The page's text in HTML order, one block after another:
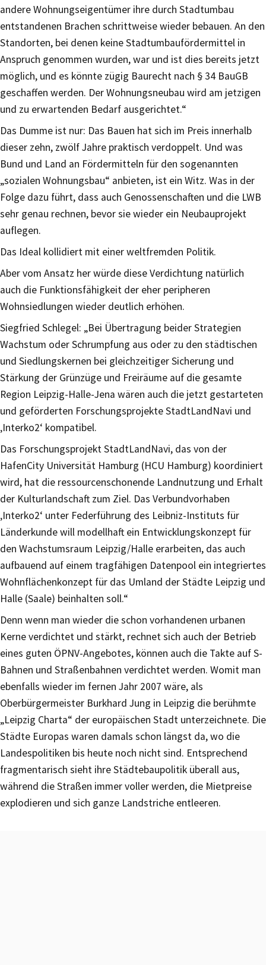
andere Wohnungseigentümer ihre durch Stadtumbau
entstandenen Brachen schrittweise wieder bebauen. An den
Standorten, bei denen keine Stadtumbaufördermittel in
Anspruch genommen wurden, war und ist dies bereits jetzt
möglich, und es könnte zügig Baurecht nach § 34 BauGB
geschaffen werden. Der Wohnungsneubau wird am jetzigen
und zu erwartenden Bedarf ausgerichtet.“
Das Dumme ist nur: Das Bauen hat sich im Preis innerhalb
dieser zehn, zwölf Jahre praktisch verdoppelt. Und was
Bund und Land an Fördermitteln für den sogenannten
„sozialen Wohnungsbau“ anbieten, ist ein Witz. Was in der
Folge dazu führt, dass auch Genossenschaften und die LWB
sehr genau rechnen, bevor sie wieder ein Neubauprojekt
auflegen.
Das Ideal kollidiert mit einer weltfremden Politik.
Aber vom Ansatz her würde diese Verdichtung natürlich
auch die Funktionsfähigkeit der eher peripheren
Wohnsiedlungen wieder deutlich erhöhen.
Siegfried Schlegel: „Bei Übertragung beider Strategien
Wachstum oder Schrumpfung aus oder zu den städtischen
und Siedlungskernen bei gleichzeitiger Sicherung und
Stärkung der Grünzüge und Freiräume auf die gesamte
Region Leipzig-Halle-Jena wären auch die jetzt gestarteten
und geförderten Forschungsprojekte StadtLandNavi und
‚Interko2‘ kompatibel.
Das Forschungsprojekt StadtLandNavi, das von der
HafenCity Universität Hamburg (HCU Hamburg) koordiniert
wird, hat die ressourcenschonende Landnutzung und Erhalt
der Kulturlandschaft zum Ziel. Das Verbundvorhaben
‚Interko2‘ unter Federführung des Leibniz-Instituts für
Länderkunde will modellhaft ein Entwicklungskonzept für
den Wachstumsraum Leipzig/Halle erarbeiten, das auch
aufbauend auf einem tragfähigen Datenpool ein integriertes
Wohnflächenkonzept für das Umland der Städte Leipzig und
Halle (Saale) beinhalten soll.“
Denn wenn man wieder die schon vorhandenen urbanen
Kerne verdichtet und stärkt, rechnet sich auch der Betrieb
eines guten ÖPNV-Angebotes, können auch die Takte auf S-
Bahnen und Straßenbahnen verdichtet werden. Womit man
ebenfalls wieder im fernen Jahr 2007 wäre, als
Oberbürgermeister Burkhard Jung in Leipzig die berühmte
„Leipzig Charta“ der europäischen Stadt unterzeichnete. Die
Städte Europas waren damals schon längst da, wo die
Landespolitiken bis heute noch nicht sind. Entsprechend
fragmentarisch sieht ihre Städtebaupolitik überall aus,
während die Straßen immer voller werden, die Mietpreise
explodieren und sich ganze Landstriche entleeren.